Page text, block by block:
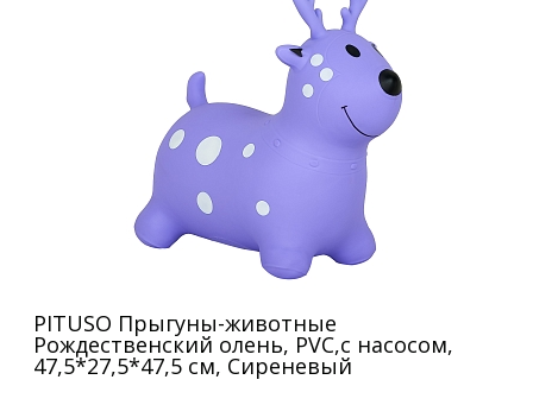
PITUSO Прыгуны-животные
Рождественский олень, PVC,с насосом,
47,5*27,5*47,5 см, Сиреневый